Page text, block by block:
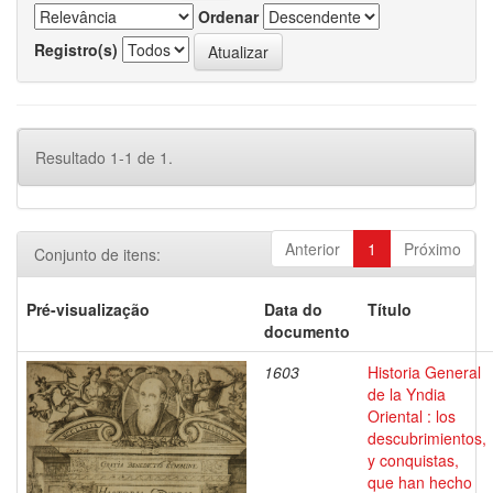
Ordenar
Registro(s)
Resultado 1-1 de 1.
Anterior 1 Próximo
Conjunto de itens:
Pré-visualização
Data do
documento
Título
1603
Historia General
de la Yndia
Oriental : los
descubrimientos,
y conquistas,
que han hecho